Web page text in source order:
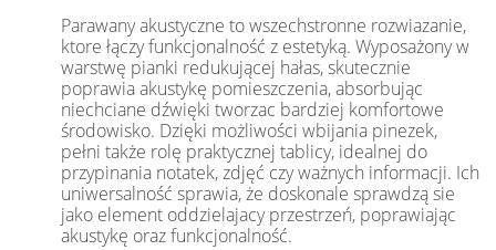
Parawany akustyczne to wszechstronne rozwiazanie,
ktore łączy funkcjonalność z estetyką. Wyposażony w
warstwę pianki redukującej hałas, skutecznie
poprawia akustykę pomieszczenia, absorbując
niechciane dźwięki tworzac bardziej komfortowe
środowisko. Dzięki możliwości wbijania pinezek,
pełni także rolę praktycznej tablicy, idealnej do
przypinania notatek, zdjęć czy ważnych informacji. Ich
uniwersalność sprawia, że doskonale sprawdzą sie
jako element oddzielajacy przestrzeń, poprawiając
akustykę oraz funkcjonalność.